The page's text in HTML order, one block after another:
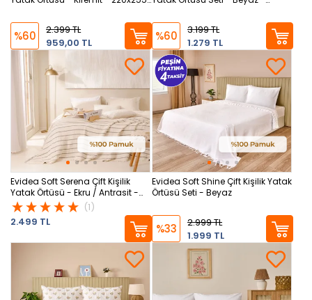
%60
2.399 TL
959,00 TL
%60
3.199 TL
1.279 TL
Evidea Soft Serena Çift Kişilik
Yatak Örtüsü - Ekru / Antrasit -
230x250 cm
(1)
2.499 TL
Evidea Soft Shine Çift Kişilik Yatak
Örtüsü Seti - Beyaz
%33
2.999 TL
1.999 TL